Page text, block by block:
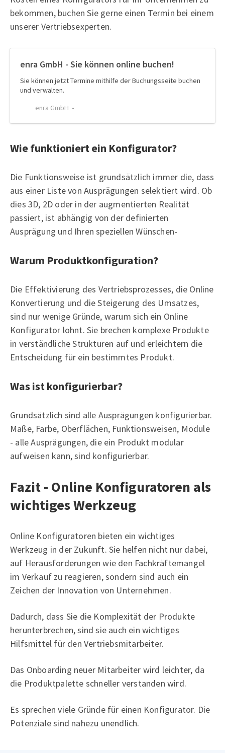
bekommen, buchen Sie gerne einen Termin bei einem
unserer Vertriebsexperten.
enra GmbH - Sie können online buchen!
Sie können jetzt Termine mithilfe der Buchungsseite buchen
und verwalten.
enra GmbH
Wie funktioniert ein Konfigurator?
Die Funktionsweise ist grundsätzlich immer die, dass
aus einer Liste von Ausprägungen selektiert wird. Ob
dies 3D, 2D oder in der augmentierten Realität
passiert, ist abhängig von der definierten
Ausprägung und Ihren speziellen Wünschen-
Warum Produktkonfiguration?
Die Effektivierung des Vertriebsprozesses, die Online
Konvertierung und die Steigerung des Umsatzes,
sind nur wenige Gründe, warum sich ein Online
Konfigurator lohnt. Sie brechen komplexe Produkte
in verständliche Strukturen auf und erleichtern die
Entscheidung für ein bestimmtes Produkt.
Was ist konfigurierbar?
Grundsätzlich sind alle Ausprägungen konfigurierbar.
Maße, Farbe, Oberflächen, Funktionsweisen, Module
- alle Ausprägungen, die ein Produkt modular
aufweisen kann, sind konfigurierbar.
Fazit - Online Konfiguratoren als
wichtiges Werkzeug
Online Konfiguratoren bieten ein wichtiges
Werkzeug in der Zukunft. Sie helfen nicht nur dabei,
auf Herausforderungen wie den Fachkräftemangel
im Verkauf zu reagieren, sondern sind auch ein
Zeichen der Innovation von Unternehmen.
Dadurch, dass Sie die Komplexität der Produkte
herunterbrechen, sind sie auch ein wichtiges
Hilfsmittel für den Vertriebsmitarbeiter.
Das Onboarding neuer Mitarbeiter wird leichter, da
die Produktpalette schneller verstanden wird.
Es sprechen viele Gründe für einen Konfigurator. Die
Potenziale sind nahezu unendlich.